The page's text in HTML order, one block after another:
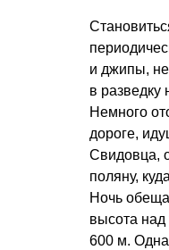
и джипы, не
в разведку
Немного
дороге,
Свидовца,
поляну,
Ночь
высота
600 м.